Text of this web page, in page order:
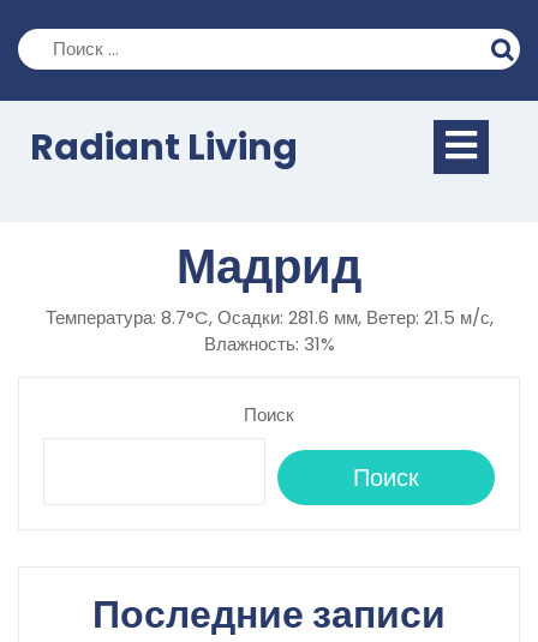
содержимому
Radiant Living
Мадрид
Температура: 8.7°C, Осадки: 281.6 мм, Ветер: 21.5 м/с,
Влажность: 31%
Поиск
Поиск
Последние записи